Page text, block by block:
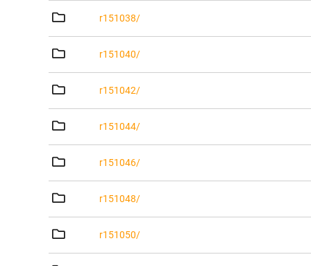
r151038/
r151040/
r151042/
r151044/
r151046/
r151048/
r151050/